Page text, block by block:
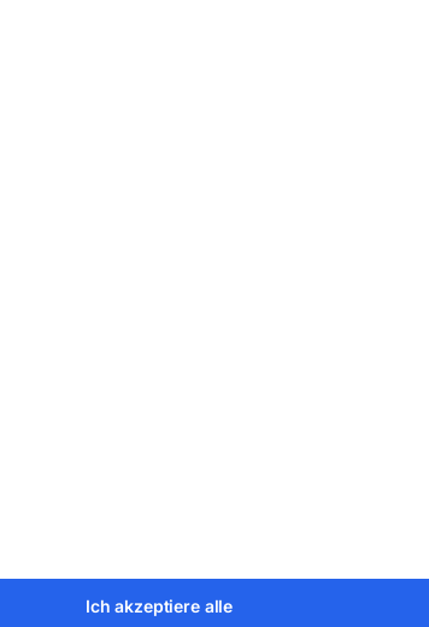
oder Ablängen
Vierkantführungen
an der Tischunterseite
als Zubehör erhältlich
Ich akzeptiere alle